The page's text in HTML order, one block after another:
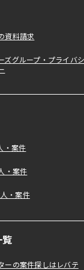
資料請求
ズグループ・プライバシ
・案件
・案件
・案件
覧
ーの案件探しはレバテ